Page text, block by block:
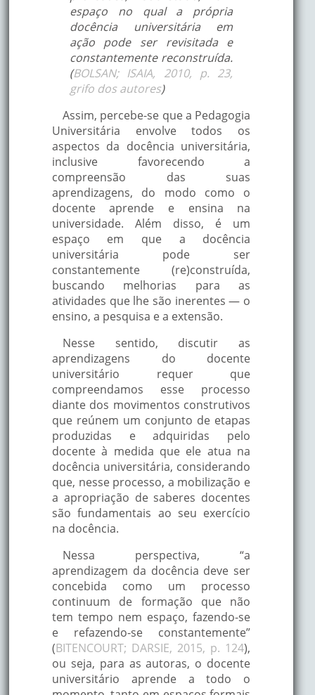
espaço no qual a própria
docência universitária em
ação pode ser revisitada e
constantemente reconstruída.
(BOLSAN; ISAIA, 2010, p. 23,
grifo dos autores)
Assim, percebe-se que a Pedagogia
Universitária envolve todos os
aspectos da docência universitária,
inclusive favorecendo a
compreensão das suas
aprendizagens, do modo como o
docente aprende e ensina na
universidade. Além disso, é um
espaço em que a docência
universitária pode ser
constantemente (re)construída,
buscando melhorias para as
atividades que lhe são inerentes — o
ensino, a pesquisa e a extensão.
Nesse sentido, discutir as
aprendizagens do docente
universitário requer que
compreendamos esse processo
diante dos movimentos construtivos
que reúnem um conjunto de etapas
produzidas e adquiridas pelo
docente à medida que ele atua na
docência universitária, considerando
que, nesse processo, a mobilização e
a apropriação de saberes docentes
são fundamentais ao seu exercício
na docência.
Nessa perspectiva, “a
aprendizagem da docência deve ser
concebida como um processo
continuum de formação que não
tem tempo nem espaço, fazendo-se
e refazendo-se constantemente”
(BITENCOURT; DARSIE, 2015, p. 124),
ou seja, para as autoras, o docente
universitário aprende a todo o